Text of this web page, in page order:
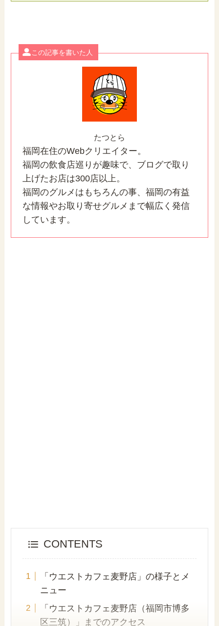
この記事を書いた人
たつとら
福岡在住のWebクリエイター。
福岡の飲食店巡りが趣味で、ブログで取り
上げたお店は300店以上。
福岡のグルメはもちろんの事、福岡の有益
な情報やお取り寄せグルメまで幅広く発信
しています。
CONTENTS
「ウエストカフェ麦野店」の様子とメ
ニュー
「ウエストカフェ麦野店（福岡市博多
区三筑）」までのアクセス